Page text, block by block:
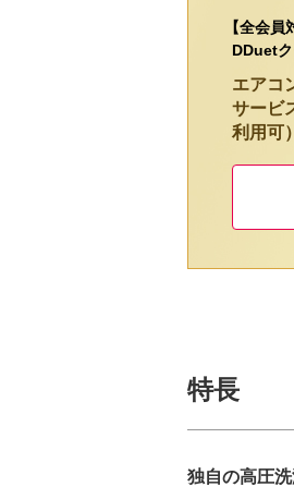
【全会員
DDuet
エアコ
サービ
利用可）
特長
独自の高圧